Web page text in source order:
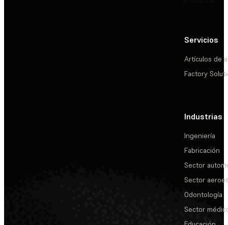
Servicios
Artículos de
Factory
Industrias
Ingeniería
Fabricación
Sector
Sector
Odontología
Sector